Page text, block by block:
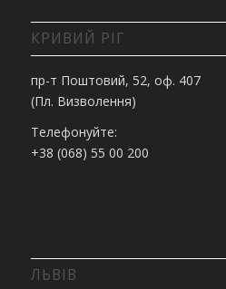
КРИВИЙ РІГ
пр-т Поштовий, 52, оф. 407
(Пл. Визволення)
Телефонуйте:
+38 (068) 55 00 200
ЛЬВІВ